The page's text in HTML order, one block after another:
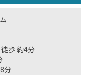
歩 約4分
分